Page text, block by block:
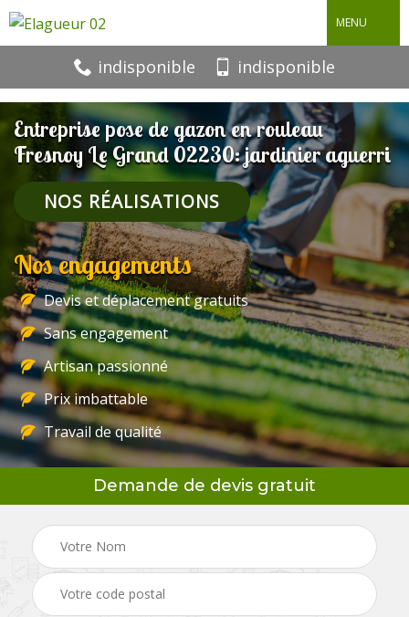
MENU
indisponible indisponible
Entreprise pose de gazon en rouleau
Fresnoy Le Grand 02230: jardinier aguerri
NOS RÉALISATIONS
Nos engagements
Devis et déplacement gratuits
Sans engagement
Artisan passionné
Prix imbattable
Travail de qualité
Demande de devis gratuit